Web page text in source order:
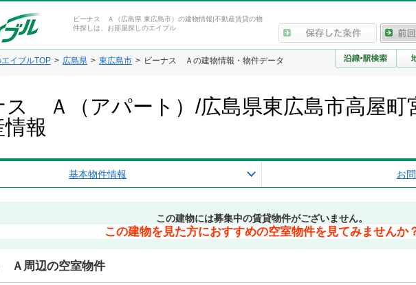
ビーナス Ａ（広島県 東広島市）の建物情報|不動産賃貸の物
件探しは、お部屋探しのエイブル
イブルTOP 広島県 東広島市 ビーナス Ａの建物情報・物件データ
ス Ａ（アパート）/広島県東広島市高屋町
報
基本物件情報 お
この建物には募集中の賃貸物件がございません。
この建物を見た方におすすめの空室物件を見てみませんか
Ａ周辺の空室物件